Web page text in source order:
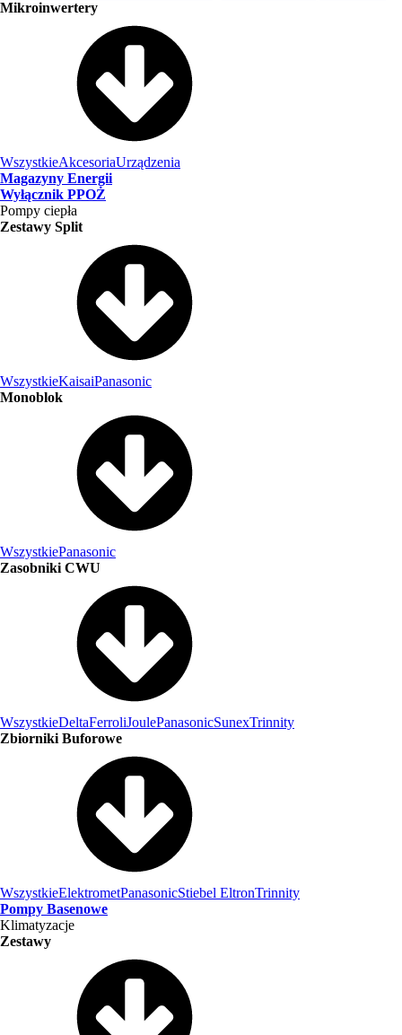
Mikroinwertery
WszystkieAkcesoriaUrządzenia
Magazyny Energii
Wyłącznik PPOŻ
Pompy ciepła
Zestawy Split
WszystkieKaisaiPanasonic
Monoblok
WszystkiePanasonic
Zasobniki CWU
WszystkieDeltaFerroliJoulePanasonicSunexTrinnity
Zbiorniki Buforowe
WszystkieElektrometPanasonicStiebel EltronTrinnity
Pompy Basenowe
Klimatyzacje
Zestawy